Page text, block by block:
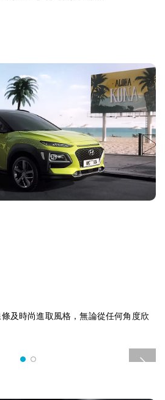
及時尚進取風格，無論從任何角度欣